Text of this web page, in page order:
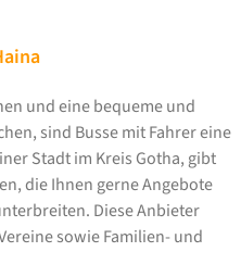
und eine bequeme und
sind Busse mit Fahrer eine
Stadt im Kreis Gotha, gibt
die Ihnen gerne Angebote
Diese Anbieter
sowie Familien- und